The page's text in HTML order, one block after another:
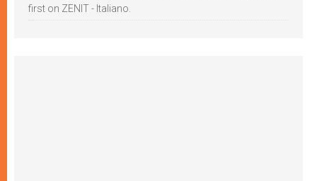
first on ZENIT - Italiano.